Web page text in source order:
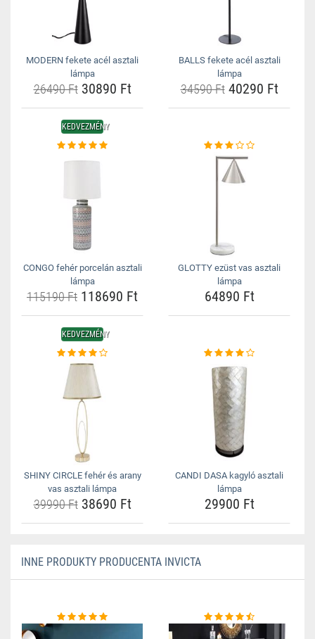
MODERN fekete acél asztali
lámpa
26490 Ft30890 Ft
BALLS fekete acél asztali
lámpa
34590 Ft40290 Ft
KEDVEZMÉNY
CONGO fehér porcelán asztali
lámpa
115190 Ft 118690 Ft
GLOTTY ezüst vas asztali
lámpa
64890 Ft
KEDVEZMÉNY
SHINY CIRCLE fehér és arany
vas asztali lámpa
39990 Ft38690 Ft
CANDI DASA kagyló asztali
lámpa
29900 Ft
INNE PRODUKTY PRODUCENTA INVICTA